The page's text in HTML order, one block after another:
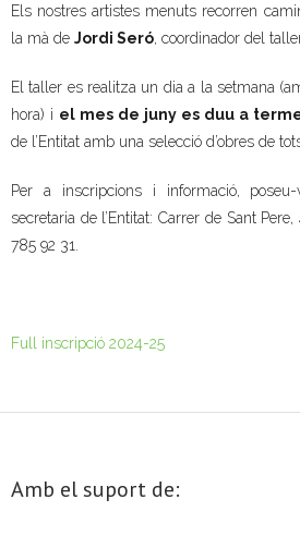
- Nova Jazz Cava
Música clàssica i coral
- Coral Ohana
Els nostres artistes menuts recorren
la mà de Jordi Seró, coordinador del
El taller es realitza un dia a la setmana
hora) i el mes de juny es duu a
de l’Entitat amb una selecció d’obres de
Per a inscripcions i informació,
secretaria de l’Entitat: Carrer de Sant
785 92 31.
Full inscripció 2024-25
Amb el suport de: